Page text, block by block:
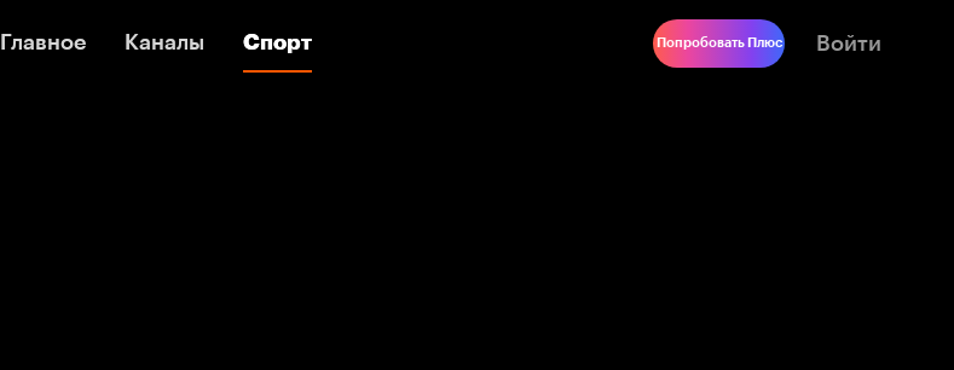
Главное Каналы Спорт
Главное Каналы Спорт Попробовать Плюс Войти